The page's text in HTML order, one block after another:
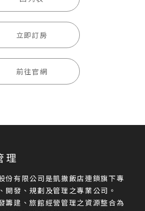
立即訂房
前往官網
理
份有限公司是凱撒飯店連鎖旗下專
開發、規劃及管理之專業公司。
籌建、旅館經營管理之資源整合為